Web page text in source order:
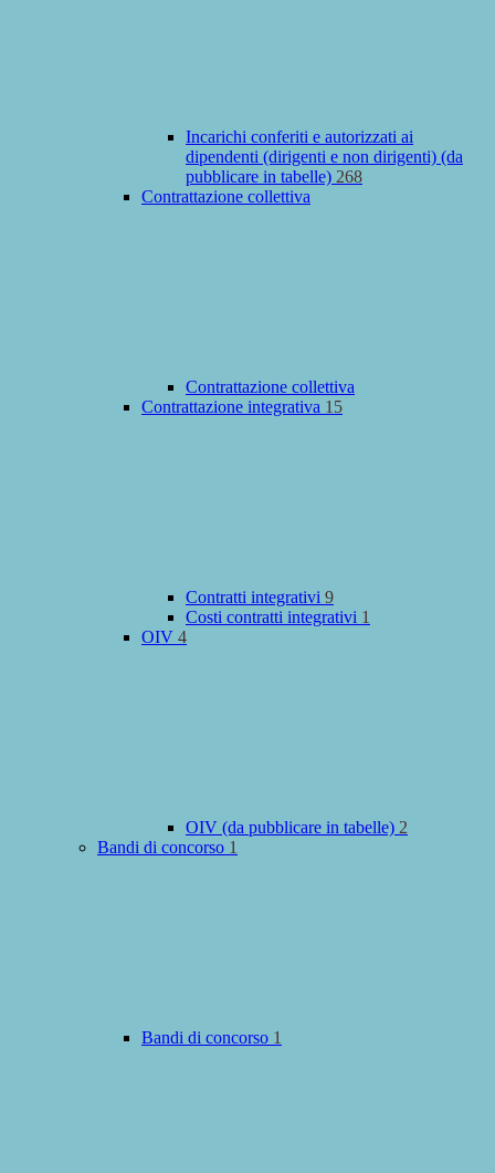
Incarichi conferiti e autorizzati ai
dipendenti (dirigenti e non dirigenti) (da
pubblicare in tabelle) 268
Contrattazione collettiva
Contrattazione collettiva
Contrattazione integrativa 15
Contratti integrativi 9
Costi contratti integrativi 1
OIV 4
OIV (da pubblicare in tabelle) 2
Bandi di concorso 1
Bandi di concorso 1